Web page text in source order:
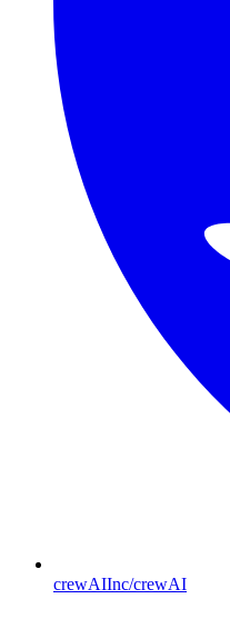
crewAIInc/crewAI